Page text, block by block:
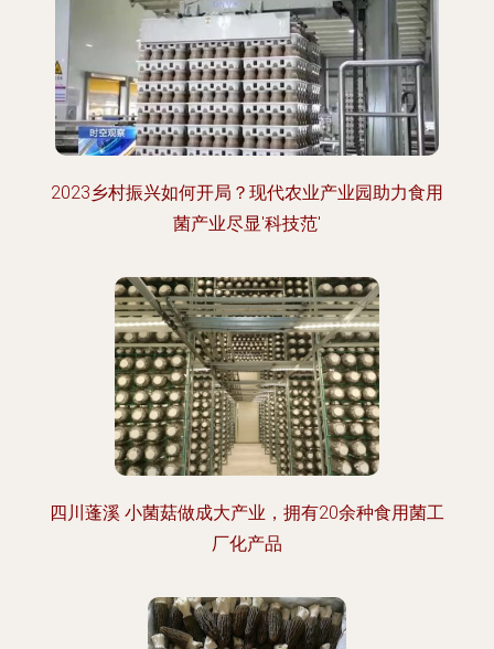
2023乡村振兴如何开局？现代农业产业园助力食用
菌产业尽显'科技范'
四川蓬溪 小菌菇做成大产业，拥有20余种食用菌工
厂化产品